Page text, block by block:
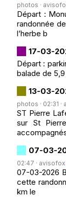
photos ·
Départ :
randonnée
l’herbe b
17-03-
Départ :
balade de
13-03-
photos · 02:31 ·
ST Pierre
sur St
07-03-
02:47 · avisofox
07-03-2026
cette
km le